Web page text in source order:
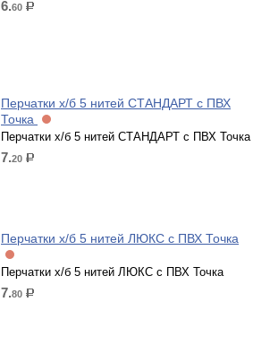
6.60 р.
Перчатки х/б 5 нитей СТАНДАРТ с ПВХ
Точка
Перчатки х/б 5 нитей СТАНДАРТ с ПВХ Точка
7.20 р.
Перчатки х/б 5 нитей ЛЮКС с ПВХ Точка
Перчатки х/б 5 нитей ЛЮКС с ПВХ Точка
7.80 р.